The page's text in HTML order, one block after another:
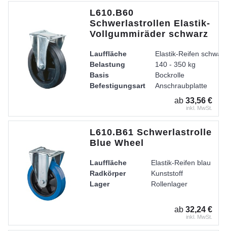
L610.B60
Schwerlastrollen Elastik-
Vollgummiräder schwarz
Lauffläche
Elastik-Reifen
Belastung
140 - 350 kg
Basis
Bockrolle
Befestigungsart
Anschraubplatte
Kunststoff
Rollenlager
ab 33,56 €
inkl. MwSt.
L610.B61 Schwerlastrolle
Blue Wheel
Lauffläche
Elastik-Reifen blau
Radkörper
Kunststoff
Lager
Rollenlager
ab 32,24 €
inkl. MwSt.